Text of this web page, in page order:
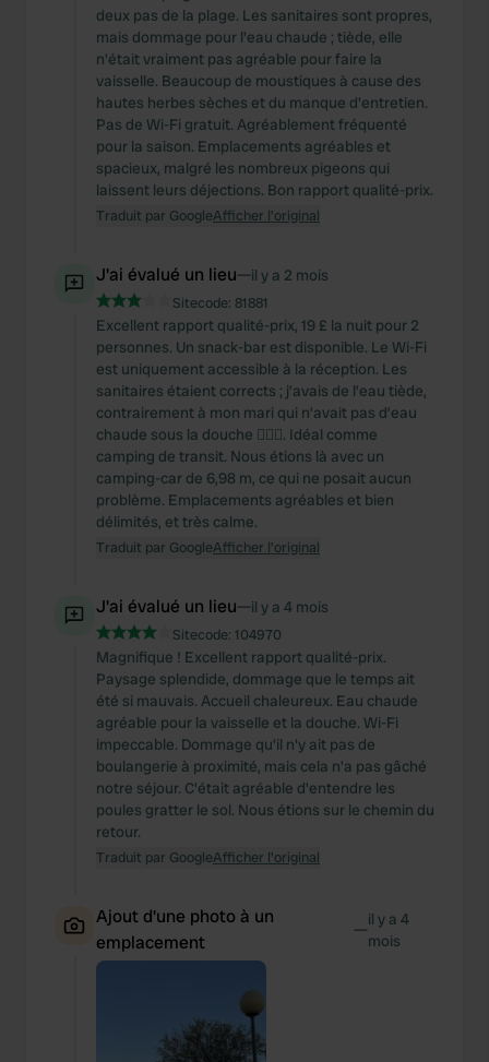
deux pas de la plage. Les sanitaires sont propres,
mais dommage pour l'eau chaude ; tiède, elle
n'était vraiment pas agréable pour faire la
vaisselle. Beaucoup de moustiques à cause des
hautes herbes sèches et du manque d'entretien.
Pas de Wi-Fi gratuit. Agréablement fréquenté
pour la saison. Emplacements agréables et
spacieux, malgré les nombreux pigeons qui
laissent leurs déjections. Bon rapport qualité-prix.
Traduit par GoogleAfficher l'original
J'ai évalué un lieu—il y a 2 mois
Sitecode: 81881
Excellent rapport qualité-prix, 19 £ la nuit pour 2
personnes. Un snack-bar est disponible. Le Wi-Fi
est uniquement accessible à la réception. Les
sanitaires étaient corrects ; j’avais de l’eau tiède,
contrairement à mon mari qui n’avait pas d’eau
chaude sous la douche 🤷🏽‍♀️. Idéal comme
camping de transit. Nous étions là avec un
camping-car de 6,98 m, ce qui ne posait aucun
problème. Emplacements agréables et bien
délimités, et très calme.
Traduit par GoogleAfficher l'original
J'ai évalué un lieu—il y a 4 mois
Sitecode: 104970
Magnifique ! Excellent rapport qualité-prix.
Paysage splendide, dommage que le temps ait
été si mauvais. Accueil chaleureux. Eau chaude
agréable pour la vaisselle et la douche. Wi-Fi
impeccable. Dommage qu'il n'y ait pas de
boulangerie à proximité, mais cela n'a pas gâché
notre séjour. C'était agréable d'entendre les
poules gratter le sol. Nous étions sur le chemin du
retour.
Traduit par GoogleAfficher l'original
Ajout d'une photo à un
emplacement
—il y a 4
mois